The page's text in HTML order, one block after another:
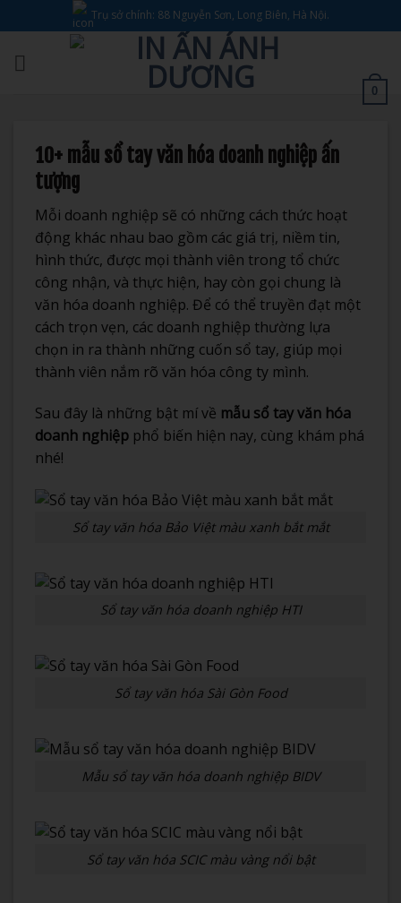
qua
nội
dung
Trụ sở chính: 88 Nguyễn Sơn, Long Biên, Hà Nội.
0
10+ mẫu sổ tay văn hóa doanh nghiệp ấn
tượng
Mỗi doanh nghiệp sẽ có những cách thức hoạt
động khác nhau bao gồm các giá trị, niềm tin,
hình thức, được mọi thành viên trong tổ chức
công nhận, và thực hiện, hay còn gọi chung là
văn hóa doanh nghiệp. Để có thể truyền đạt một
cách trọn vẹn, các doanh nghiệp thường lựa
chọn in ra thành những cuốn sổ tay, giúp mọi
thành viên nắm rõ văn hóa công ty mình.
Sau đây là những bật mí về mẫu sổ tay văn hóa
doanh nghiệp phổ biến hiện nay, cùng khám phá
nhé!
Sổ tay văn hóa Bảo Việt màu xanh bắt mắt
Sổ tay văn hóa doanh nghiệp HTI
Sổ tay văn hóa Sài Gòn Food
Mẫu sổ tay văn hóa doanh nghiệp BIDV
Sổ tay văn hóa SCIC màu vàng nổi bật